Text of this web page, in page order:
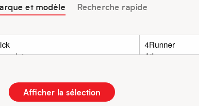
et modèle Recherche rapide
Afficher la sélection